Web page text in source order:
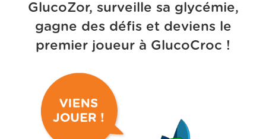
GlucoZor, surveille sa glycémie,
gagne des défis et deviens le
premier joueur à GlucoCroc !